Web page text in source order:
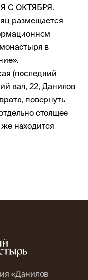
С ОКТЯБРЯ.
размещается
монастыря в
(последний
вал, 22, Данилов
повернуть
стоящее
находится
«Данилов